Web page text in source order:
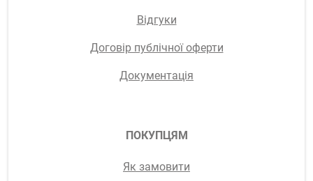
Відгуки
Договір публічної оферти
Документація
ПОКУПЦЯМ
Як замовити